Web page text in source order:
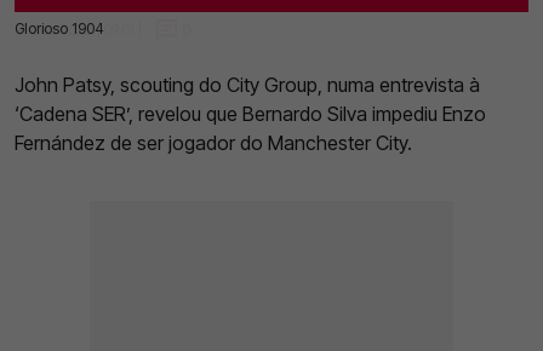
Glorioso 1904
21 Dez 2022 | 09:01 |
John Patsy, scouting do City Group, numa entrevista à
‘Cadena SER’, revelou que Bernardo Silva impediu Enzo
Fernández de ser jogador do Manchester City.